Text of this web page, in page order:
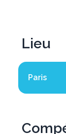
Lieu
Paris